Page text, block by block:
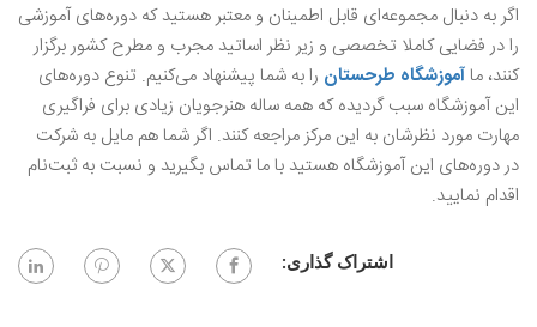
اگر به دنبال مجموعه‌ای قابل اطمینان و معتبر هستید که دوره‌های آموزشی
را در فضایی کاملا تخصصی و زیر نظر اساتید مجرب و مطرح کشور برگزار
کنند، ما آموزشگاه طرحستان را به شما پیشنهاد می‌کنیم. تنوع دوره‌های
این آموزشگاه سبب گردیده که همه ساله هنرجویان زیادی برای فراگیری
مهارت مورد نظرشان به این مرکز مراجعه کنند. اگر شما هم مایل به شرکت
در دوره‌های این آموزشگاه هستید با ما تماس بگیرید و نسبت به ثبت‌نام
اقدام نمایید.
اشتراک گذاری: